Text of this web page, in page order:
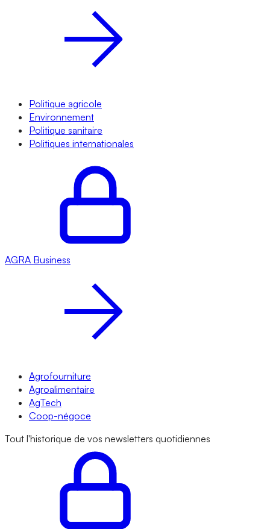
Politique agricole
Environnement
Politique sanitaire
Politiques internationales
AGRA Business
Agrofourniture
Agroalimentaire
AgTech
Coop-négoce
Tout l'historique de vos newsletters quotidiennes